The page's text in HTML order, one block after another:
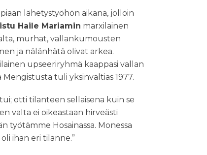
lähetystyöhön aikana, jolloin
Haile Mariamin marxilainen
murhat, vallankumousten
ja nälänhätä olivat arkea.
upseeriryhmä kaappasi vallan
Mengistusta tuli yksinvaltias 1977.
otti tilanteen sellaisena kuin se
valta ei oikeastaan hirveästi
työtämme Hosainassa. Monessa
ihan eri tilanne.”